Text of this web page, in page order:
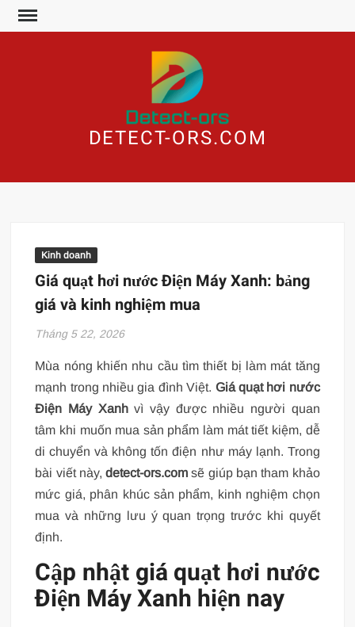
Skip
to
DETECT-ORS.COM
Kinh doanh
Giá quạt hơi nước Điện Máy Xanh: bảng
giá và kinh nghiệm mua
Tháng 5 22, 2026
Mùa nóng khiến nhu cầu tìm thiết bị làm mát tăng
mạnh trong nhiều gia đình Việt. Giá quạt hơi nước
Điện Máy Xanhvì vậy được nhiều người quan
tâm khi muốn mua sản phẩm làm mát tiết kiệm, dễ
di chuyển và không tốn điện như máy lạnh. Trong
bài viết này,detect-ors.com sẽ giúp bạn tham khảo
mức giá, phân khúc sản phẩm, kinh nghiệm chọn
mua và những lưu ý quan trọng trước khi quyết
định.
Cập nhật giá quạt hơi nước
Điện Máy Xanh hiện nay